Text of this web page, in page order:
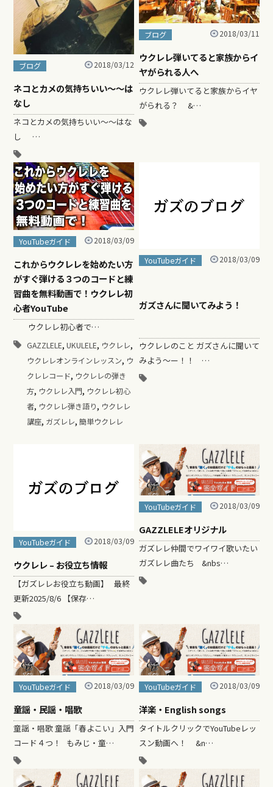
ブログ 2018/03/12
ネコとカメの気持ちいい～～は
なし
ネコとカメの気持ちいい～～はな
し …
ブログ 2018/03/11
ウクレレ弾いてると家族からイ
ヤがられる人へ
ウクレレ弾いてると家族からイヤ
がられる？ &…
YouTubeガイド 2018/03/09
これからウクレレを始めたい方
がすぐ弾ける３つのコードと練
習曲を無料動画で！ウクレレ初
心者YouTube
ウクレレ初心者で…
GAZZLELE, UKULELE, ウクレレ,
ウクレレオンラインレッスン, ウ
クレレコード, ウクレレの弾き
方, ウクレレ入門, ウクレレ初心
者, ウクレレ弾き語り, ウクレレ
講座, ガズレレ, 簡単ウクレレ
YouTubeガイド 2018/03/09
ガズさんに聞いてみよう！
ウクレレのこと ガズさんに聞いて
みよう〜ー！！ …
YouTubeガイド 2018/03/09
ウクレレ – お役立ち情報
【ガズレレお役立ち動画】 最終
更新2025/8/6 【保存…
YouTubeガイド 2018/03/09
GAZZLELEオリジナル
ガズレレ仲間でワイワイ歌いたい
ガズレレ曲たち ​ &nbs…
YouTubeガイド 2018/03/09
童謡・民謡・唱歌
​童謡・唱歌 童謡「春よこい」入門
コード４つ！ もみじ・童…
YouTubeガイド 2018/03/09
洋楽・English songs
タイトルクリックでYouTubeレッ
スン動画へ！ &n…